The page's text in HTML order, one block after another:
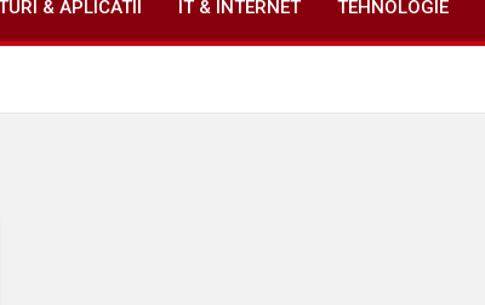
& APLICATII IT & INTERNET TEHNOLOGIE